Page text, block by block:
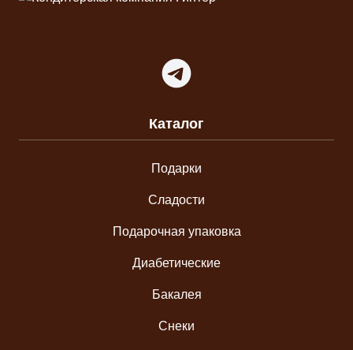
Telegram
Каталог
Подарки
Сладости
Подарочная упаковка
Диабетические
Бакалея
Снеки